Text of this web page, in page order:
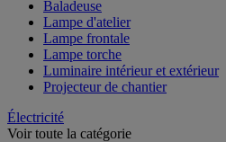
Baladeuse
Lampe d'atelier
Lampe frontale
Lampe torche
Luminaire intérieur et extérieur
Projecteur de chantier
Électricité
Voir toute la catégorie